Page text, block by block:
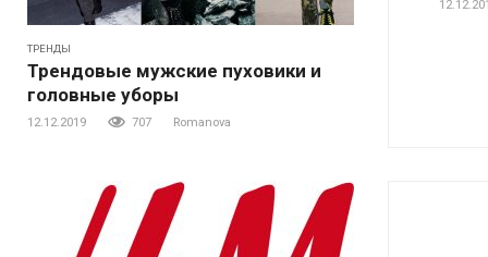
ТРЕНДЫ
Трендовые мужские пуховики и
головные уборы
12.12.2019 707 Romanova